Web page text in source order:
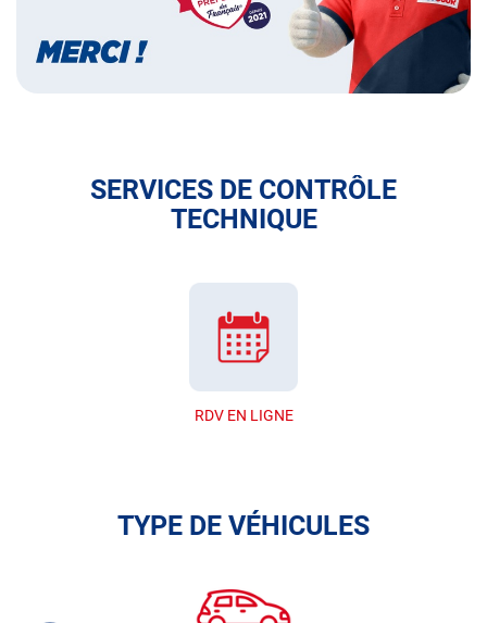
SERVICES DE CONTRÔLE
TECHNIQUE
RDV EN LIGNE
TYPE DE VÉHICULES